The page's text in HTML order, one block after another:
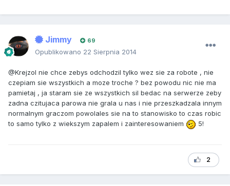
Jimmy 69
Opublikowano 22 Sierpnia 2014
@Krejzol nie chce zebys odchodzil tylko wez sie za robote , nie
czepiam sie wszystkich a moze troche ? bez powodu nic nie ma
pamietaj , ja staram sie ze wszystkich sil bedac na serwerze zeby
zadna czitujaca parowa nie grala u nas i nie przeszkadzala innym
normalnym graczom powolales sie na to stanowisko to czas robic
to samo tylko z wiekszym zapalem i zainteresowaniem
5!
2